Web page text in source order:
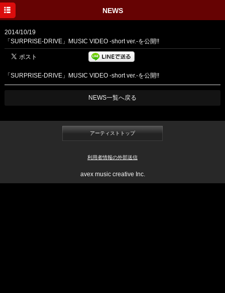
NEWS
2014/10/19
「SURPRISE-DRIVE」MUSIC VIDEO -short ver.-を公開!!
「SURPRISE-DRIVE」MUSIC VIDEO -short ver.-を公開!!
NEWS一覧へ戻る
アーティストトップ
利用者情報の外部送信
avex music creative Inc.
NEWS
DISCOGRAPHY